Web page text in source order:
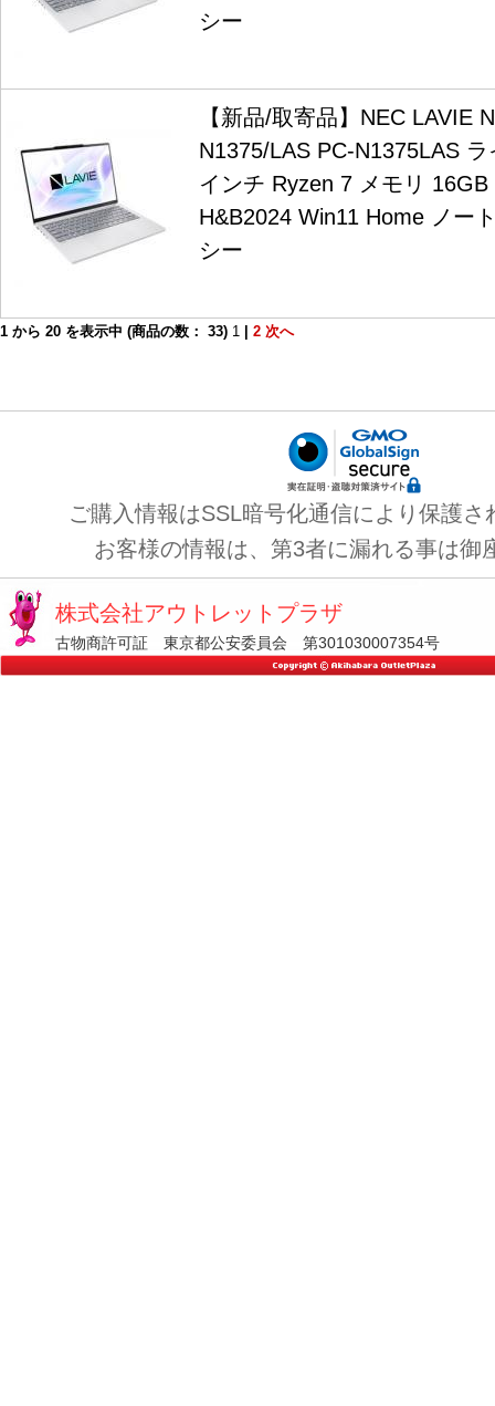
シー
【新品/取寄品】NEC LAVIE
N1375/LAS PC-N1375LAS
インチ Ryzen 7 メモリ
H&B2024 Win11 Home ノー
シー
1 から 20 を表示中 (商品の数： 33) 1 2 次へ
ご購入情報はSSL暗号化通信により保護さ
お客様の情報は、第3者に漏れる事は御
株式会社アウトレットプラザ
古物商許可証 東京都公安委員会 第301030007354号